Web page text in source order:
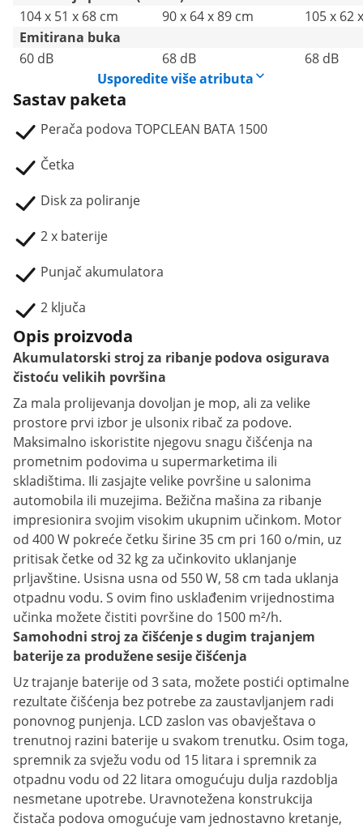
104 x 51 x 68 cm
90 x 64 x 89 cm
105 x 62
Emitirana buka
60 dB
68 dB
68 dB
Usporedite više atributa
Sastav paketa
Perača podova TOPCLEAN BATA 1500
Četka
Disk za poliranje
2 x baterije
Punjač akumulatora
2 ključa
Opis proizvoda
Akumulatorski stroj za ribanje podova osigurava
čistoću velikih površina
Za mala prolijevanja dovoljan je mop, ali za velike
prostore prvi izbor je ulsonix ribač za podove.
Maksimalno iskoristite njegovu snagu čišćenja na
prometnim podovima u supermarketima ili
skladištima. Ili zasjajte velike površine u salonima
automobila ili muzejima. Bežična mašina za ribanje
impresionira svojim visokim ukupnim učinkom. Motor
od 400 W pokreće četku širine 35 cm pri 160 o/min, uz
pritisak četke od 32 kg za učinkovito uklanjanje
prljavštine. Usisna usna od 550 W, 58 cm tada uklanja
otpadnu vodu. S ovim fino usklađenim vrijednostima
učinka možete čistiti površine do 1500 m²/h.
Samohodni stroj za čišćenje s dugim trajanjem
baterije za produžene sesije čišćenja
Uz trajanje baterije od 3 sata, možete postići optimalne
rezultate čišćenja bez potrebe za zaustavljanjem radi
ponovnog punjenja. LCD zaslon vas obavještava o
trenutnoj razini baterije u svakom trenutku. Osim toga,
spremnik za svježu vodu od 15 litara i spremnik za
otpadnu vodu od 22 litara omogućuju dulja razdoblja
nesmetane upotrebe. Uravnotežena konstrukcija
čistača podova omogućuje vam jednostavno kretanje,